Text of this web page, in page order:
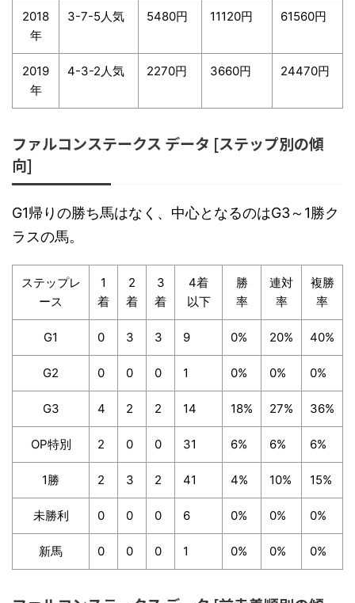
2018
年
3-7-5人気 5480円 11120円 61560円
2019
年
4-3-2人気 2270円 3660円 24470円
ファルコンステークス データ [ステップ別の傾
向]
G1帰りの勝ち馬はなく、中心となるのはG3～1勝ク
ラスの馬。
ステップレ
ース
1
着
2
着
3
着
4着
以下
勝
率
連対
率
複勝
率
G1 0 3 3 9 0% 20% 40%
G2 0 0 0 1 0% 0% 0%
G3 4 2 2 14 18% 27% 36%
OP特別 2 0 0 31 6% 6% 6%
1勝 2 3 2 41 4% 10% 15%
未勝利 0 0 0 6 0% 0% 0%
新馬 0 0 0 1 0% 0% 0%